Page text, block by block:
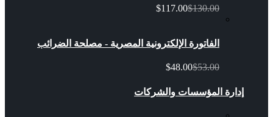
$117.00$130.00
الفاتورة الإلكترونية المصرية - مصلحة الضرائب
$48.00$53.00
إدارة المؤسسات والشركات